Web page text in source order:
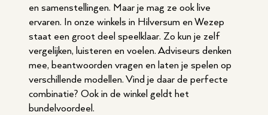
en samenstellingen. Maar je mag ze ook live
ervaren. In onze winkels in Hilversum en Wezep
staat een groot deel speelklaar. Zo kun je zelf
vergelijken, luisteren en voelen. Adviseurs denken
mee, beantwoorden vragen en laten je spelen op
verschillende modellen. Vind je daar de perfecte
combinatie? Ook in de winkel geldt het
bundelvoordeel.